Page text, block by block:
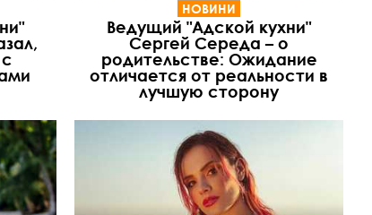
НОВИНИ
Ведущий "Адской кухни"
Сергей Середа – о
родительстве: Ожидание
отличается от реальности в
лучшую сторону